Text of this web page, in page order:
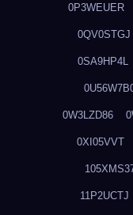
0P3WEUER
0QV0STGJ
0SA9HP4L
0W3LZD86
0XI05VVT
11P2UCTJ